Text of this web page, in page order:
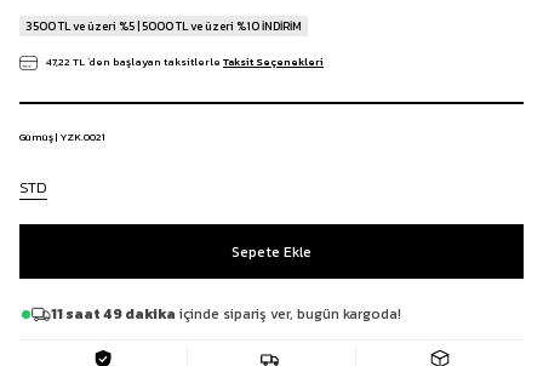
3500 TL ve üzeri %5 | 5000 TL ve üzeri %10 İNDİRİM
47,22 TL`den başlayan taksitlerle Taksit Seçenekleri
Gümüş | YZK.0021
STD
11 saat 49 dakika içinde sipariş ver, bugün kargoda!